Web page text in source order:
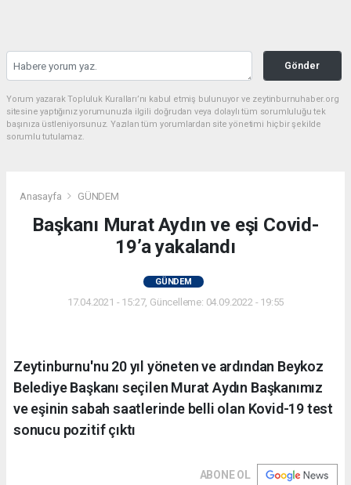
Gönder
Yorum yazarak Topluluk Kuralları’nı kabul etmiş bulunuyor ve zeytinburnuhaber.org
sitesine yaptığınız yorumunuzla ilgili doğrudan veya dolaylı tüm sorumluluğu tek
başınıza üstleniyorsunuz. Yazılan tüm yorumlardan site yönetimi hiçbir şekilde
sorumlu tutulamaz.
Anasayfa GÜNDEM
Başkanı Murat Aydın ve eşi Covid-
19’a yakalandı
GÜNDEM
17.04.2021 - 15:27, Güncelleme: 04.09.2022 - 19:55
Zeytinburnu'nu 20 yıl yöneten ve ardından Beykoz
Belediye Başkanı seçilen Murat Aydın Başkanımız
ve eşinin sabah saatlerinde belli olan Kovid-19 test
sonucu pozitif çıktı
ABONE OL